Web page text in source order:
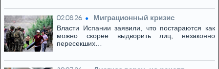
02.08.26 Миграционный кризис
Власти Испании заявили, что постараются как
можно скорее выдворить лиц, незаконно
пересекших…